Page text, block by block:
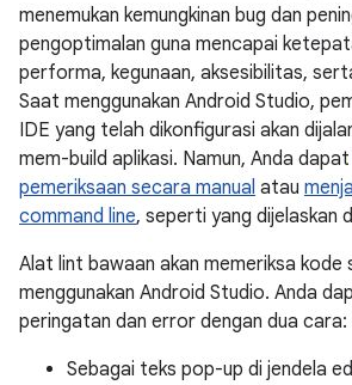
menemukan kemungkinan bug dan
pengoptimalan guna mencapai
performa, kegunaan, aksesibilitas,
Saat menggunakan Android Studio,
IDE yang telah dikonfigurasi akan
mem-build aplikasi. Namun, Anda dapat
pemeriksaan secara manual atau
command line, seperti yang dijelaskan
Alat lint bawaan akan memeriksa kode
menggunakan Android Studio. Anda
peringatan dan error dengan dua cara:
Sebagai teks pop-up di jendela